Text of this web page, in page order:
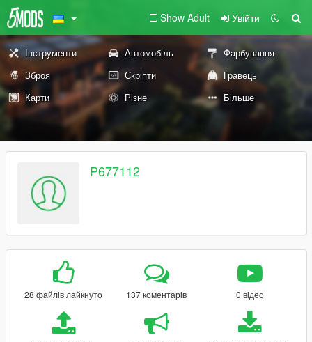
Show Adult Увійти
Інструменти Автомобіль
Фарбування
Зброя
Скріпти
Гравець
Карти
Різне Більше
P677112
28 файлів лайкнуто 137 коментарів 0 відео